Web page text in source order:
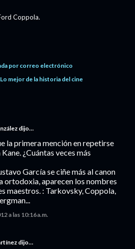
Coppola.
por correo electrónico
Lo mejor de la historia del cine
dijo…
la primera mención en repetirse
¿Cuántas veces más
García se ciñe más al canon
ortodoxia, aparecen los nombres
maestros. : Tarkovsky, Coppola,
a las 10:16 a.m.
dijo…